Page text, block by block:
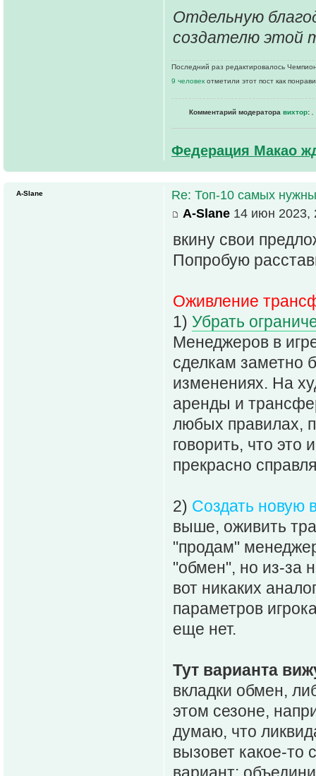
Отдельную
создателю этой
Последний раз редактировалось
9 человек отметили этот пост как
Комментарий модератора вихтор:
Федерация Макао
Re: Топ-10 самых
A-Slane 14 июн 2023,
вкину свои
Попробую
Оживление
1) Убрать
Менеджеров в
сделкам заметно
изменениях. На
аренды и
любых правилах,
говорить, что это
прекрасно
2) Создать новую
выше, оживить
"продам"
"обмен", но из-за
вот никаких
параметров
еще нет.
Тут варианта
вкладки обмен,
этом сезоне,
думаю, что
вызовет какое-то
A-Slane